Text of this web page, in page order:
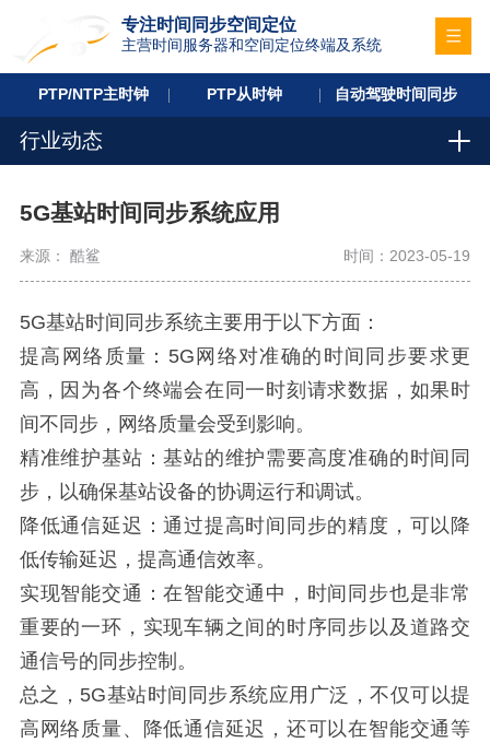
专注时间同步空间定位
主营时间服务器和空间定位终端及系统
PTP/NTP主时钟 PTP从时钟 自动驾驶时间同步
行业动态
5G基站时间同步系统应用
来源： 酷鲨 时间：2023-05-19
5G基站时间同步系统主要用于以下方面：
提高网络质量：5G网络对准确的时间同步要求更
高，因为各个终端会在同一时刻请求数据，如果时
间不同步，网络质量会受到影响。
精准维护基站：基站的维护需要高度准确的时间同
步，以确保基站设备的协调运行和调试。
降低通信延迟：通过提高时间同步的精度，可以降
低传输延迟，提高通信效率。
实现智能交通：在智能交通中，时间同步也是非常
重要的一环，实现车辆之间的时序同步以及道路交
通信号的同步控制。
总之，5G基站时间同步系统应用广泛，不仅可以提
高网络质量、降低通信延迟，还可以在智能交通等